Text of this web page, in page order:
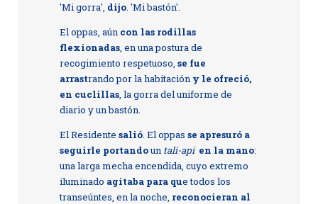
'Mi gorra', dijo. 'Mi bastón'.
El oppas, aún con las rodillas
flexionadas, en una postura de
recogimiento respetuoso, se fue
arrastrando por la habitación y le ofreció,
en cuclillas, la gorra del uniforme de
diario y un bastón.
El Residente salió. El oppas se apresuró a
seguirle portandoun tali-api en la mano:
una larga mecha encendida, cuyo extremo
iluminado agitaba para que todos los
transeúntes, en la noche, reconocieran al